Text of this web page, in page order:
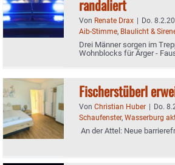
randaliert
Von Renate Drax | Do.
Aib-Stimme, Blaulicht &
Drei Männer sorgen im
Wohnblocks für Ärger -
Fischerstüberl
Von Christian Huber | Do.
Schaufenster, Wasserburg
An der Attel: Neue